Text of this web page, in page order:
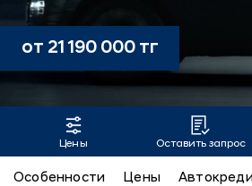
Комфорт Hyundai
от 21 190 000 тг
Цены Оставить запрос
Особенности Цены